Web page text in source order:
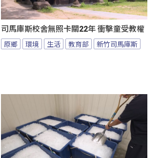
司馬庫斯校舍無照卡關22年 衝擊童受教權
原鄉 環境 生活 教育部 新竹司馬庫斯